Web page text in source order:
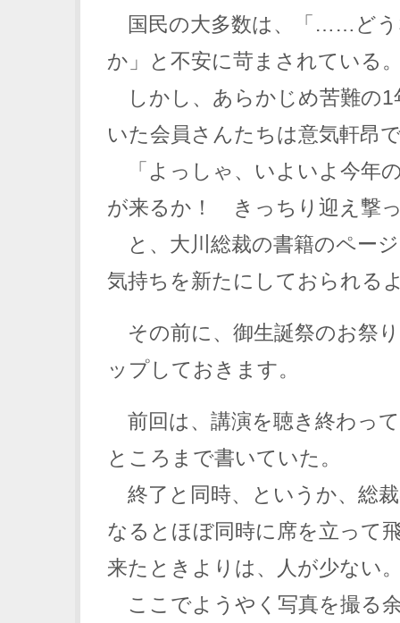
国民の大多数は、「……どう
か」と不安に苛まされている
しかし、あらかじめ苦難の1
いた会員さんたちは意気軒昂
「よっしゃ、いよいよ今年
が来るか！ きっちり迎え撃
と、大川総裁の書籍のペー
気持ちを新たにしておられる
その前に、御生誕祭のお祭
ップしておきます。
前回は、講演を聴き終わっ
ところまで書いていた。
終了と同時、というか、総
なるとほぼ同時に席を立って
来たときよりは、人が少ない
ここでようやく写真を撮る